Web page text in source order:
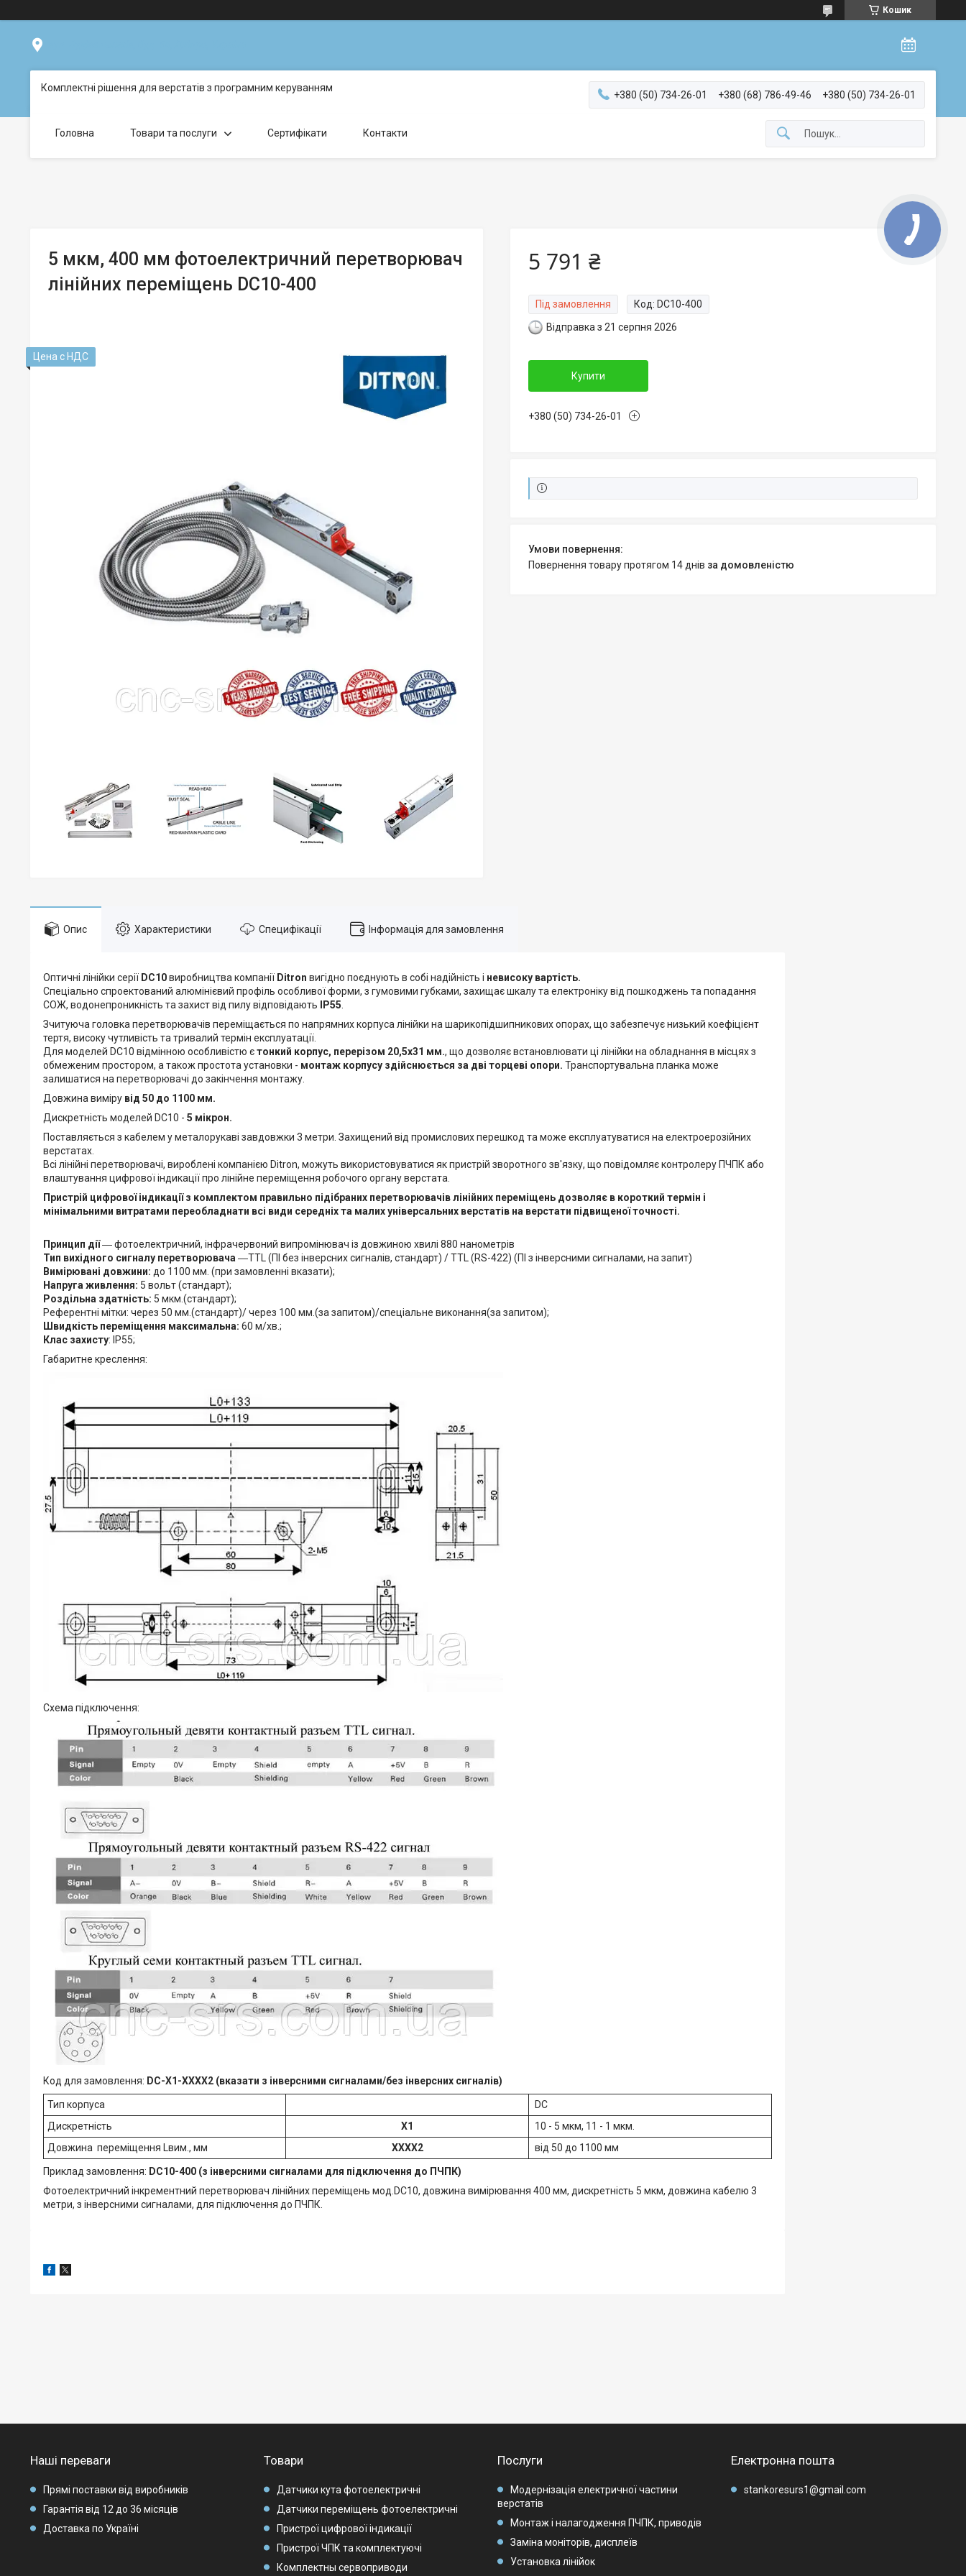
Кошик
Комплектні рішення для верстатів з програмним керуванням
+380 (50) 734-26-01 +380 (68) 786-49-46 +380 (50) 734-26-01
Головна Товари та послуги Сертифікати Контакти
5 мкм, 400 мм фотоелектричний перетворювач
лінійних переміщень DC10-400
Цена с НДС
5 791 ₴
Під замовлення Код: DC10-400
Відправка з 21 серпня 2026
Купити
+380 (50) 734-26-01
повернення товару протягом 14 днів за домовленістю
Опис Характеристики Специфікації Інформація для замовлення
Оптичні лінійки серії DС10виробництва компанії Ditron вигідно поєднують в собі надійність і невисоку вартість.
Спеціально спроектований алюмінієвий профіль особливої ​​форми, з гумовими губками, захищає шкалу та електроніку від пошкоджень та попадання
СОЖ, водонепроникність та захист від пилу відповідають IP55
Зчитуюча головка перетворювачів переміщається по напрямних корпуса лінійки на шарикопідшипникових опорах, що забезпечує низький коефіцієнт
тертя, високу чутливість та тривалий термін експлуатації.
Для моделей DC10 відмінною особливістю єтонкий корпус, перерізом 20,5х31 мм., що дозволяє встановлювати ці лінійки на обладнання в місцях з
обмеженим простором, а також простота установки - монтаж корпусу здійснюється за дві торцеві опори. Транспортувальна планка може
залишатися на перетворювачі до закінчення монтажу.
Довжина виміру від 50 до 1100 мм.
Дискретність моделей DC10 - 5 мікрон.
Поставляється з кабелем у металорукаві завдовжки 3 метри. Захищений від промислових перешкод та може експлуатуватися на електроерозійних
верстатах.
Всі лінійні перетворювачі, вироблені компанією Ditron, можуть використовуватися як пристрій зворотного зв'язку, що повідомляє контролеру ПЧПК або
влаштування цифрової індикації про лінійне переміщення робочого органу верстата.
Пристрій цифрової індикації з комплектом правильно підібраних перетворювачів лінійних переміщень дозволяє в короткий термін і
мінімальними витратами переобладнати всі види середніх та малих універсальних верстатів на верстати підвищеної точності.
Принцип дії― фотоелектричний, інфрачервоний випромінювач із довжиною хвилі 880 нанометрів
Тип вихідного сигналу перетворювача ―TTL (ПІ без інверсних сигналів, стандарт) / TTL (RS-422) (ПІ з інверсними сигналами, на запит)
Вимірювані довжини: до 1100 мм. (при замовленні вказати);
Напруга живлення: 5 вольт (стандарт);
Роздільна здатність: 5 мкм.(стандарт);
Референтні мітки: через 50 мм.(стандарт)/ через 100 мм.(за запитом)/спеціальне виконання(за запитом);
Швидкість переміщення максимальна: 60 ​​м/хв.;
Клас захисту: IP55;
Габаритне креслення:
Схема підключення:
Код для замовлення: DC-X1-XXXX2 (вказати з інверсними сигналами/без інверсних сигналів)
Тип корпуса
DC
Дискретність
X1
10 - 5 мкм, 11 - 1 мкм.
Довжина переміщення Lвим., мм
XXXX2​ від 50 до 1100 мм
Приклад замовлення: DC10-400 (з інверсними сигналами для підключення до ПЧПК)
Фотоелектричний інкрементний перетворювач лінійних переміщень мод.DC10, довжина вимірювання 400 мм, дискретність 5 мкм, довжина кабелю 3
метри, з інверсними сигналами, для підключення до ПЧПК.
Наші переваги
Прямі поставки від виробників
Гарантія від 12 до 36 місяців
Доставка по Україні
Товари
Датчики кута фотоелектричні
Датчики переміщень фотоелектричні
Пристрої цифрової індикації
Пристрої ЧПК та комплектуючі
Комплектны сервоприводи
Послуги
Модернізація електричної частини
верстатів
Монтаж і налагодження ПЧПК, приводів
Заміна моніторів, дисплеїв
Установка лінійок
Електронна пошта
stankoresurs1@gmail.com